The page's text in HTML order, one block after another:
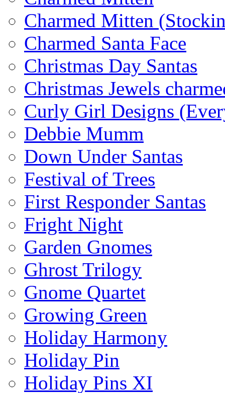
Charmed Mitten
Charmed Santa Face
Christmas Day Santas
Christmas Jewels
Curly Girl Designs
Debbie Mumm
Down Under Santas
Festival of Trees
First Responder Santas
Fright Night
Garden Gnomes
Ghrost Trilogy
Gnome Quartet
Growing Green
Holiday Harmony
Holiday Pin
Holiday Pins XI